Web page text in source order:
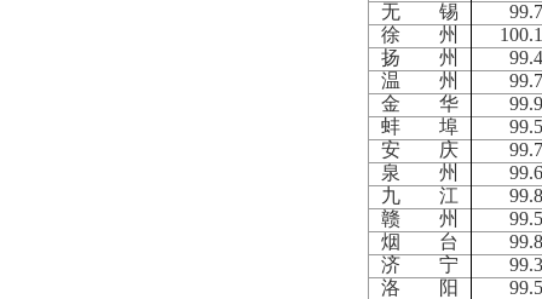
无 锡
99.7
徐 州
100.1
扬 州
99.4
温 州
99.7
金 华
99.9
蚌 埠
99.5
安 庆
99.7
泉 州
99.6
九 江
99.8
赣 州
99.5
烟 台
99.8
济 宁
99.3
洛 阳
99.5